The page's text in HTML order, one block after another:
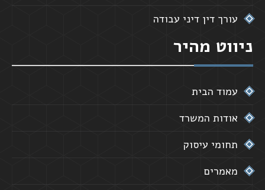
עורך דין דיני עבודה
ניווט מהיר
עמוד הבית
אודות המשרד
תחומי עיסוק
מאמרים